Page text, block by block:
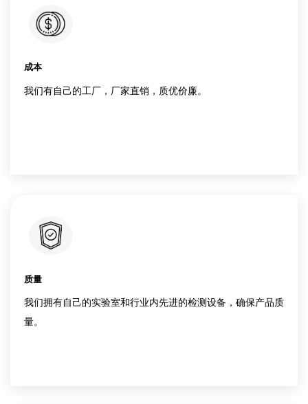
我们为客户提供各种高压、排量齿轮泵及相关产品